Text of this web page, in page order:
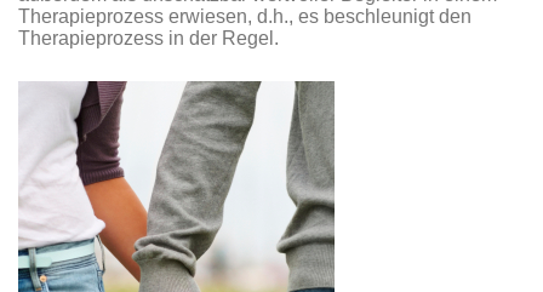
Therapieprozess erwiesen, d.h., es beschleunigt den
Therapieprozess in der Regel.